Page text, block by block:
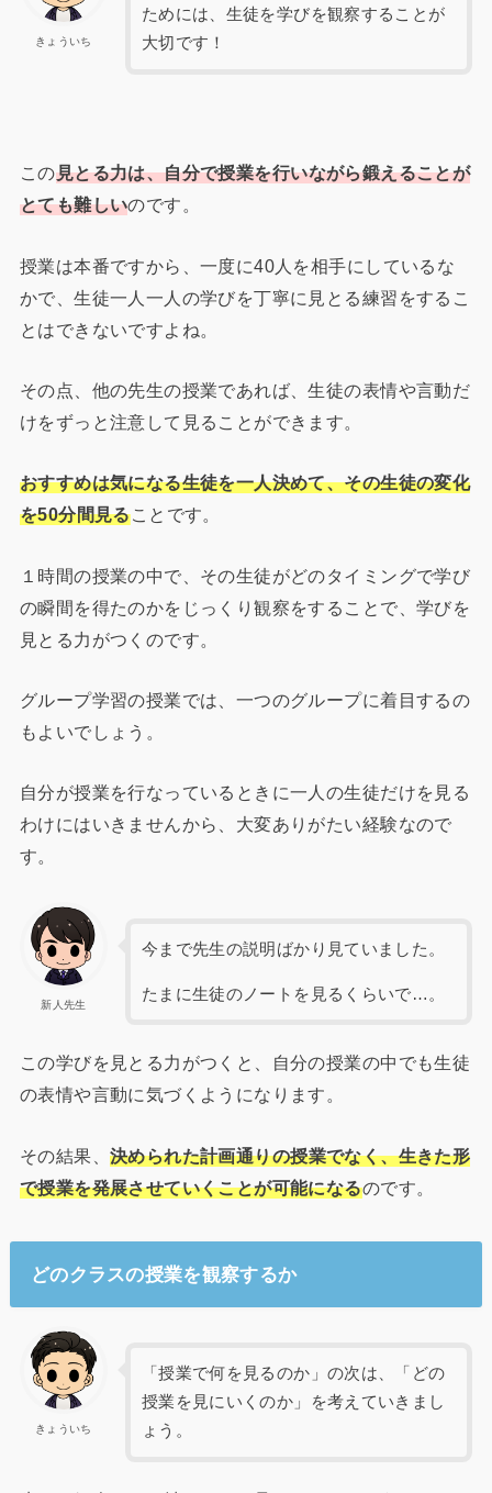
きょういち
ためには、生徒を学びを観察することが
大切です！
この見とる力は、自分で授業を行いながら鍛えることが
とても難しいのです。
授業は本番ですから、一度に40人を相手にしているな
かで、生徒一人一人の学びを丁寧に見とる練習をするこ
とはできないですよね。
その点、他の先生の授業であれば、生徒の表情や言動だ
けをずっと注意して見ることができます。
おすすめは気になる生徒を一人決めて、その生徒の変化
を50分間見ることです。
１時間の授業の中で、その生徒がどのタイミングで学び
の瞬間を得たのかをじっくり観察をすることで、学びを
見とる力がつくのです。
グループ学習の授業では、一つのグループに着目するの
もよいでしょう。
自分が授業を行なっているときに一人の生徒だけを見る
わけにはいきませんから、大変ありがたい経験なので
す。
新人先生
今まで先生の説明ばかり見ていました。
たまに生徒のノートを見るくらいで…。
この学びを見とる力がつくと、自分の授業の中でも生徒
の表情や言動に気づくようになります。
その結果、 決められた計画通りの授業でなく、生きた形
で授業を発展させていくことが可能になるのです。
どのクラスの授業を観察するか
きょういち
「授業で何を見るのか」の次は、「どの
授業を見にいくのか」を考えていきまし
ょう。